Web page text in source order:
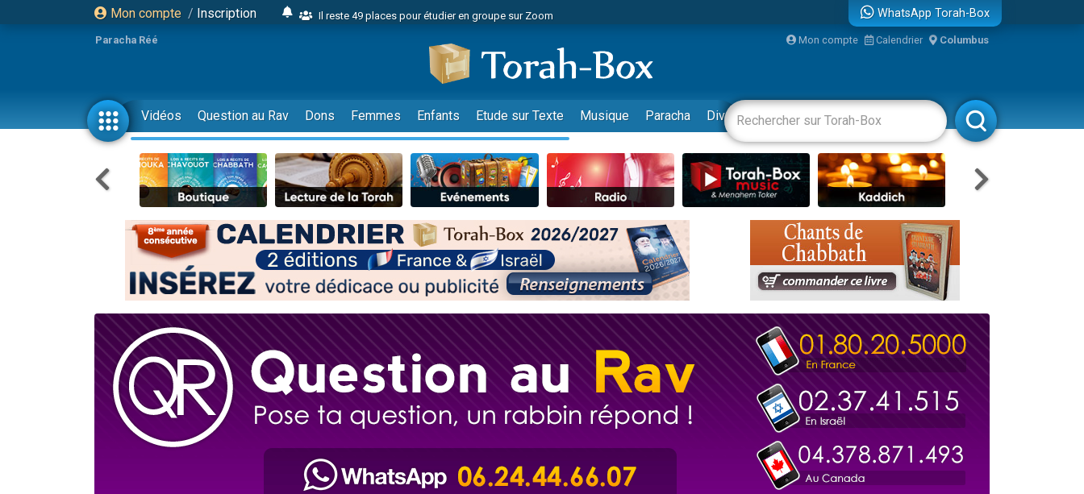
Mon compte / Inscription
Il reste 49 places pour étudier en groupe sur Zoom
2 personnes viennent de nous rejoindre sur WhatsApp
6 personnes viennent de nous rejoindre sur WhatsApp
4 personnes viennent de faire un don pour Reloger Rivka, 6 enfants, victime de violences...
2 personnes viennent de faire un don pour 1 Journée de Vacances Pour les Enfants
17 personnes viennent de demander une bénédiction
4 personnes viennent de nous rejoindre sur WhatsApp
Il reste 49 places pour étudier en groupe sur Zoom
Eva vient de donner son Maasser
4 personnes viennent de nous rejoindre sur WhatsApp
3 personnes viennent de nous rejoindre sur WhatsApp
Odaya vient de donner son Maasser
3 personnes viennent de faire un don pour 5 jours de vacances aux Orphelins
2 personnes viennent de nous rejoindre sur WhatsApp
13 personnes viennent de demander une bénédiction
Il reste 49 places pour étudier en groupe sur Zoom
12 nouvelles musiques dans Torah-Box Music
29 personnes viennent de demander une bénédiction
WhatsApp Torah-Box
Paracha Réé Mon compte Calendrier Columbus
Vidéos Question au Rav Dons Femmes Enfants Etude sur Texte Musique Paracha Divertissements Livres Rabbanim